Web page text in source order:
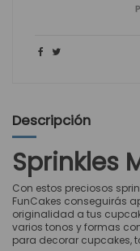
Descripción
Sprinkles
Con estos preciosos
FunCakes conseguirás
originalidad a tus
varios tonos y formas
para decorar cupcakes,